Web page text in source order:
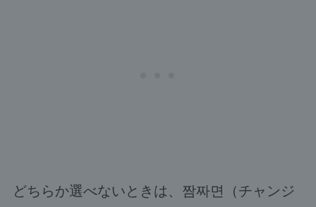
どちらか選べないときは、짬짜면（チャンジ